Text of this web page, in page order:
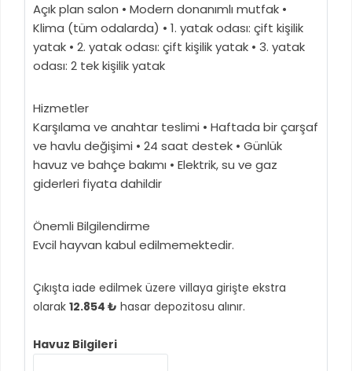
Açık plan salon • Modern donanımlı mutfak •
Klima (tüm odalarda) • 1. yatak odası: çift kişilik
yatak • 2. yatak odası: çift kişilik yatak • 3. yatak
odası: 2 tek kişilik yatak
Hizmetler
Karşılama ve anahtar teslimi • Haftada bir çarşaf
ve havlu değişimi • 24 saat destek • Günlük
havuz ve bahçe bakımı • Elektrik, su ve gaz
giderleri fiyata dahildir
Önemli Bilgilendirme
Evcil hayvan kabul edilmemektedir.
Çıkışta iade edilmek üzere villaya girişte ekstra
olarak 12.854 ₺ hasar depozitosu alınır.
Havuz Bilgileri